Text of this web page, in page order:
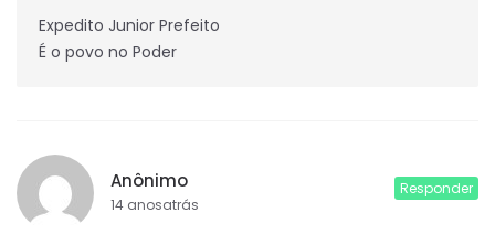
Expedito Junior Prefeito
É o povo no Poder
Anônimo
14 anosatrás
Responder